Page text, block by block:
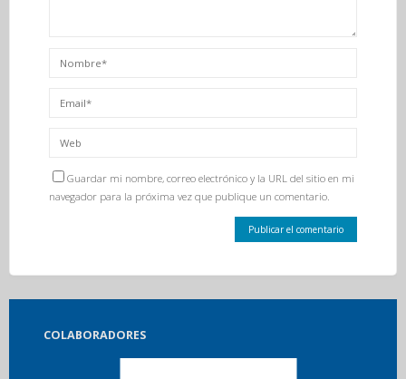
Guardar mi nombre, correo electrónico y la URL del sitio en mi
navegador para la próxima vez que publique un comentario.
COLABORADORES